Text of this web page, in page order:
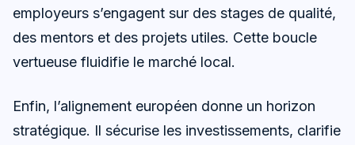
employeurs s’engagent sur des stages de qualité,
des mentors et des projets utiles. Cette boucle
vertueuse fluidifie le marché local.
Enfin, l’alignement européen donne un horizon
stratégique. Il sécurise les investissements, clarifie